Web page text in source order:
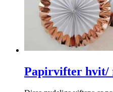
Papirvifter hvit/